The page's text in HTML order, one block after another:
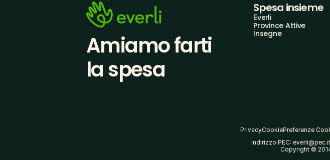
Amiamo farti
la spesa
Spesa insieme
Everli
Province Attive
Insegne
PrivacyCookiePreferenze
Indirizzo PEC:
Copyright ©